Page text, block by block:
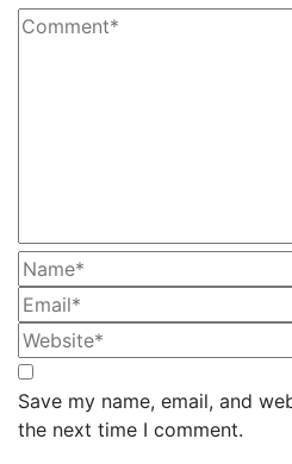
Save my name, email, and
the next time I comment.